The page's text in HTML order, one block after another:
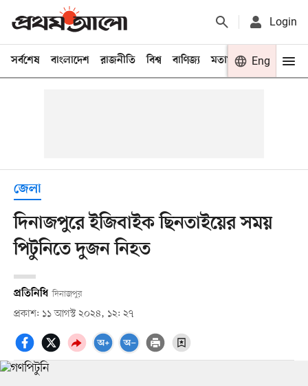
Login
সর্বশেষ বাংলাদেশ রাজনীতি বিশ্ব বাণিজ্য মতামত খেলা
Eng
জেলা
দিনাজপুরে ইজিবাইক ছিনতাইয়ের সময়
পিটুনিতে দুজন নিহত
প্রতিনিধি দিনাজপুর
প্রকাশ: ১১ আগস্ট ২০২৪, ১২: ২৭